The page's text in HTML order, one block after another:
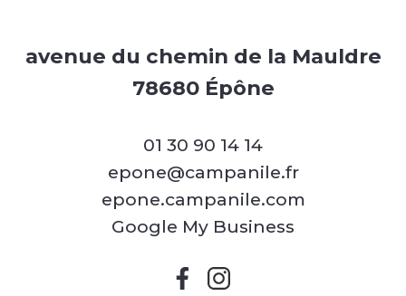
avenue du chemin de la Mauldre
78680 Épône
01 30 90 14 14
epone@campanile.fr
epone.campanile.com
Google My Business